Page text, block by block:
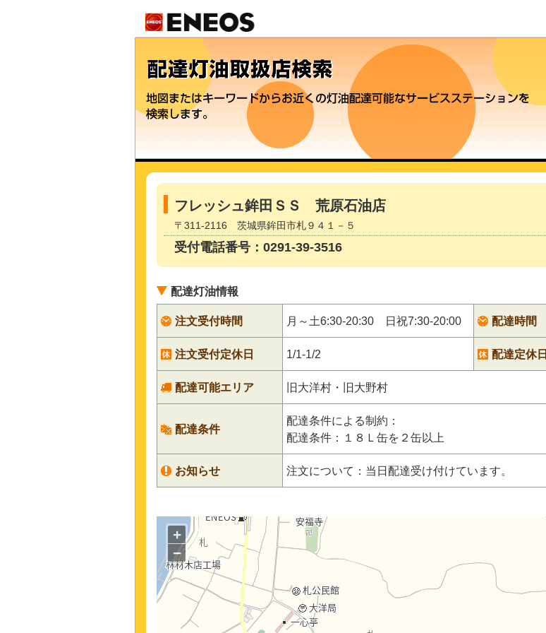
フレッシュ鉾田ＳＳ 荒原石油店
〒311-2116 茨城県鉾田市札９４１－５
受付電話番号：0291-39-3516
配達灯油情報
注文受付時間 月～土6:30-20:30 日祝7:30-20:00 配達時間
注文受付定休日 1/1-1/2 配達定休日
配達可能エリア 旧大洋村・旧大野村
配達条件
配達条件による制約：
配達条件：１８Ｌ缶を２缶以上
お知らせ 注文について：当日配達受け付けています。
+
−